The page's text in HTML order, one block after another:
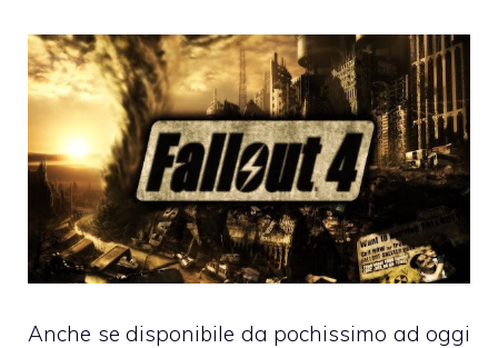
Anche se disponibile da pochissimo ad oggi